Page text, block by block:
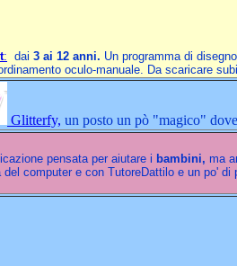
: dai 3 ai 12 anni. Un programma di
oculo-manuale. Da scaricare
Glitterfy, un posto un pò "magico"
pensata per aiutare i bambini, ma
computer e con TutoreDattilo e un po'